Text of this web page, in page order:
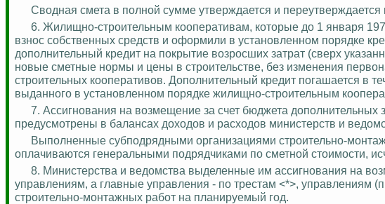
Сводная смета в полной сумме утверждается и переутверждается
6. Жилищно-строительным кооперативам, которые до 1 января
взнос собственных средств и оформили в установленном порядке
дополнительный кредит на покрытие возросших затрат (сверх
новые сметные нормы и цены в строительстве, без изменения
строительных кооперативов. Дополнительный кредит погашается в
выданного в установленном порядке жилищно-строительным
7. Ассигнования на возмещение за счет бюджета дополнительных
предусмотрены в балансах доходов и расходов министерств и
Выполненные субподрядными организациями строительно-
оплачиваются генеральными подрядчиками по сметной стоимости,
8. Министерства и ведомства выделенные им ассигнования на
управлениям, а главные управления - по трестам <*>, управлениям
строительно-монтажных работ на планируемый год.